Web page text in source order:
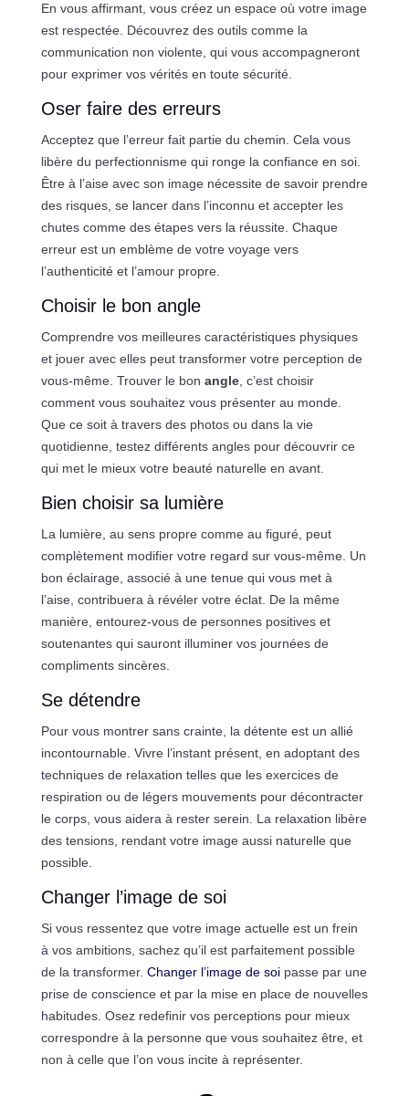
En vous affirmant, vous créez un espace où votre image
est respectée. Découvrez des outils comme la
communication non violente, qui vous accompagneront
pour exprimer vos vérités en toute sécurité.
Oser faire des erreurs
Acceptez que l’erreur fait partie du chemin. Cela vous
libère du perfectionnisme qui ronge la confiance en soi.
Être à l’aise avec son image nécessite de savoir prendre
des risques, se lancer dans l’inconnu et accepter les
chutes comme des étapes vers la réussite. Chaque
erreur est un emblème de votre voyage vers
l’authenticité et l’amour propre.
Choisir le bon angle
Comprendre vos meilleures caractéristiques physiques
et jouer avec elles peut transformer votre perception de
vous-même. Trouver le bon angle, c’est choisir
comment vous souhaitez vous présenter au monde.
Que ce soit à travers des photos ou dans la vie
quotidienne, testez différents angles pour découvrir ce
qui met le mieux votre beauté naturelle en avant.
Bien choisir sa lumière
La lumière, au sens propre comme au figuré, peut
complètement modifier votre regard sur vous-même. Un
bon éclairage, associé à une tenue qui vous met à
l’aise, contribuera à révéler votre éclat. De la même
manière, entourez-vous de personnes positives et
soutenantes qui sauront illuminer vos journées de
compliments sincères.
Se détendre
Pour vous montrer sans crainte, la détente est un allié
incontournable. Vivre l’instant présent, en adoptant des
techniques de relaxation telles que les exercices de
respiration ou de légers mouvements pour décontracter
le corps, vous aidera à rester serein. La relaxation libère
des tensions, rendant votre image aussi naturelle que
possible.
Changer l’image de soi
Si vous ressentez que votre image actuelle est un frein
à vos ambitions, sachez qu’il est parfaitement possible
de la transformer. Changer l’image de soipasse par une
prise de conscience et par la mise en place de nouvelles
habitudes. Osez redefinir vos perceptions pour mieux
correspondre à la personne que vous souhaitez être, et
non à celle que l’on vous incite à représenter.